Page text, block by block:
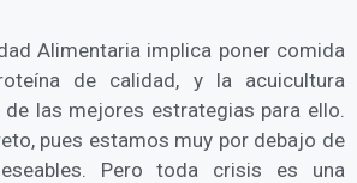
Alimentaria implica poner comida
de calidad, y la acuicultura
las mejores estrategias para ello.
pues estamos muy por debajo de
Pero toda crisis es una